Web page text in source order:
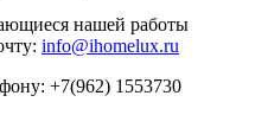
нашей работы
info@ihomelux.ru
+7(962) 1553730